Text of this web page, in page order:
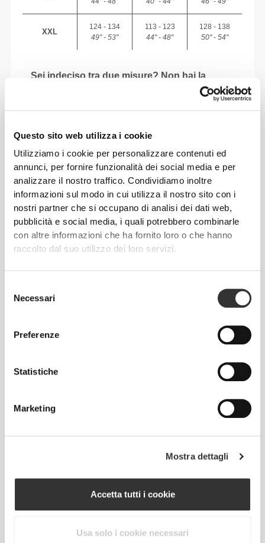
Questo sito web utilizza i cookie
Utilizziamo i cookie per personalizzare contenuti ed
annunci, per fornire funzionalità dei social media e per
analizzare il nostro traffico. Condividiamo inoltre
informazioni sul modo in cui utilizza il nostro sito con i
nostri partner che si occupano di analisi dei dati web,
pubblicità e social media, i quali potrebbero combinarle
con altre informazioni che ha fornito loro o che hanno
raccolto dal suo utilizzo dei loro servizi.
delNecessari
Preferenze
Statistiche
Marketing
Mostra dettagli
Accetta tutti i cookie
Usa solo i cookie necessari
XXL
124 - 134
49" - 53"
113 - 123
44" - 48"
128 - 138
50" - 54"
Sei indeciso tra due misure? Non hai la
Se non hai la certezza, scegli una taglia in più
meno per una vestibilità più aderente. I nostri
Misura attorno alla parte più ampia del
scapole, mantenendo il metro a livello.